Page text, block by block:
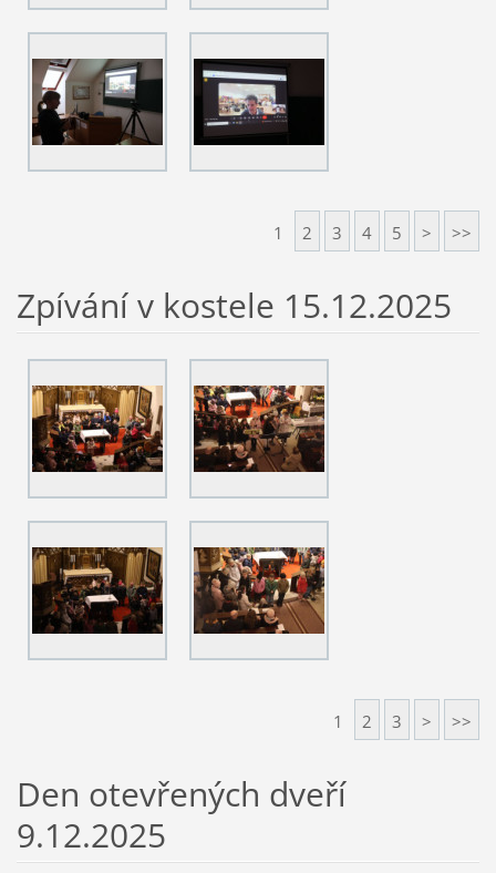
1 2 3 4 5 > >>
Zpívání v kostele 15.12.2025
1 2 3 > >>
Den otevřených dveří
9.12.2025